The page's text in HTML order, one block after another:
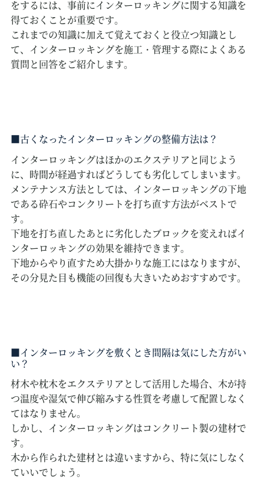
をするには、事前にインターロッキングに関する知識を
得ておくことが重要です。
これまでの知識に加えて覚えておくと役立つ知識とし
て、インターロッキングを施工・管理する際によくある
質問と回答をご紹介します。
古くなったインターロッキングの整備方法は？
インターロッキングはほかのエクステリアと同じよう
に、時間が経過すればどうしても劣化してしまいます。
メンテナンス方法としては、インターロッキングの下地
である砕石やコンクリートを打ち直す方法がベストで
す。
下地を打ち直したあとに劣化したブロックを変えればイ
ンターロッキングの効果を維持できます。
下地からやり直すため大掛かりな施工にはなりますが、
その分見た目も機能の回復も大きいためおすすめです。
インターロッキングを敷くとき間隔は気にした方がい
い？
材木や枕木をエクステリアとして活用した場合、木が持
つ温度や湿気で伸び縮みする性質を考慮して配置しなく
てはなりません。
しかし、インターロッキングはコンクリート製の建材で
す。
木から作られた建材とは違いますから、特に気にしなく
ていいでしょう。